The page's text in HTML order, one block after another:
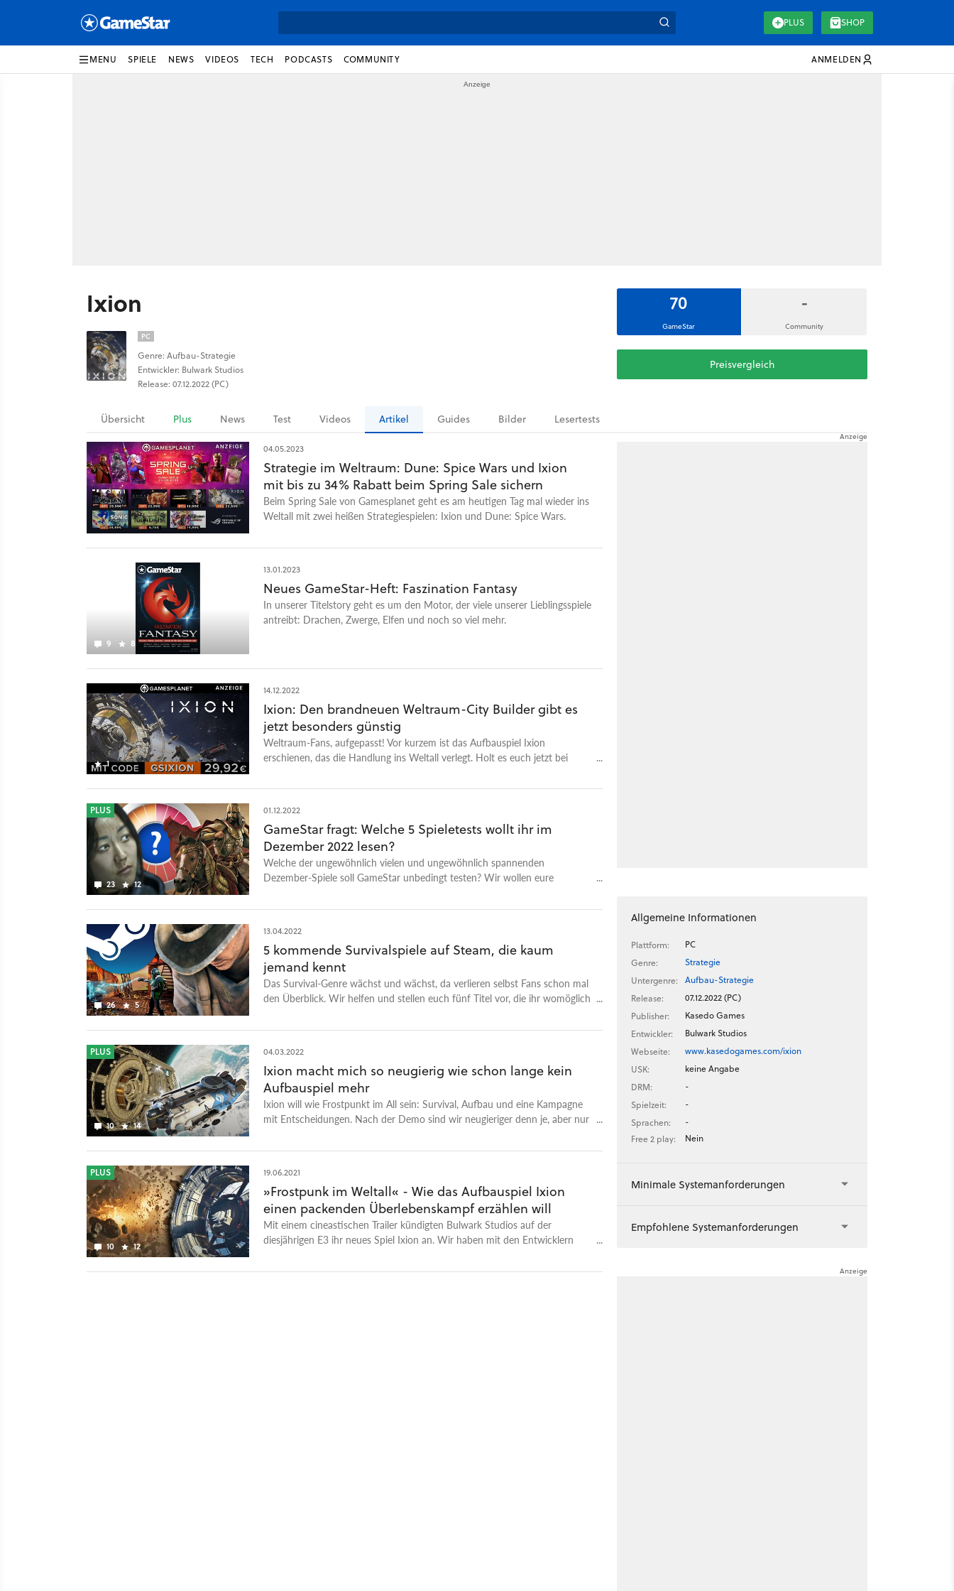
PLUS SHOP
MENU SPIELE NEWS VIDEOS TECH PODCASTS COMMUNITY ANMELDEN
Ixion
PC
Genre: Aufbau-Strategie
Entwickler: Bulwark Studios
Release: 07.12.2022 (PC)
70
GameStar
-
Community
Preisvergleich
Übersicht Plus News Test Videos Artikel Guides Bilder Lesertests
04.05.2023
Strategie im Weltraum: Dune: Spice Wars und Ixion
mit bis zu 34% Rabatt beim Spring Sale sichern
Beim Spring Sale von Gamesplanet geht es am heutigen Tag mal wieder ins
Weltall mit zwei heißen Strategiespielen: Ixion und Dune: Spice Wars.
9 8
13.01.2023
Neues GameStar-Heft: Faszination Fantasy
In unserer Titelstory geht es um den Motor, der viele unserer Lieblingsspiele
antreibt: Drachen, Zwerge, Elfen und noch so viel mehr.
1
14.12.2022
Ixion: Den brandneuen Weltraum-City Builder gibt es
jetzt besonders günstig
Weltraum-Fans, aufgepasst! Vor kurzem ist das Aufbauspiel Ixion
erschienen, das die Handlung ins Weltall verlegt. Holt es euch jetzt bei
23 12
PLUS 01.12.2022
GameStar fragt: Welche 5 Spieletests wollt ihr im
Dezember 2022 lesen?
Welche der ungewöhnlich vielen und ungewöhnlich spannenden
Dezember-Spiele soll GameStar unbedingt testen? Wir wollen eure
26 5
13.04.2022
5 kommende Survivalspiele auf Steam, die kaum
jemand kennt
Das Survival-Genre wächst und wächst, da verlieren selbst Fans schon mal
den Überblick. Wir helfen und stellen euch fünf Titel vor, die ihr womöglich
10 14
PLUS 04.03.2022
Ixion macht mich so neugierig wie schon lange kein
Aufbauspiel mehr
Ixion will wie Frostpunkt im All sein: Survival, Aufbau und eine Kampagne
mit Entscheidungen. Nach der Demo sind wir neugieriger denn je, aber nur
10 12
PLUS 19.06.2021
»Frostpunk im Weltall« - Wie das Aufbauspiel Ixion
einen packenden Überlebenskampf erzählen will
Mit einem cineastischen Trailer kündigten Bulwark Studios auf der
diesjährigen E3 ihr neues Spiel Ixion an. Wir haben mit den Entwicklern
- und welche versteckten Details der Trailer womöglich schon verrät.
Allgemeine Informationen
Plattform:
PC
Genre:
Strategie
Untergenre:
Aufbau-Strategie
Release:
07.12.2022 (PC)
Publisher:
Kasedo Games
Entwickler:
Bulwark Studios
Webseite:
www.kasedogames.com/ixion
USK:
keine Angabe
DRM:
-
Spielzeit:
-
Sprachen:
-
Free 2 play:
Nein
Minimale Systemanforderungen
Empfohlene Systemanforderungen